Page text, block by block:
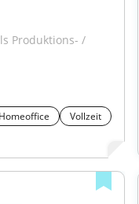
Produktions- /
Homeoffice Vollzeit